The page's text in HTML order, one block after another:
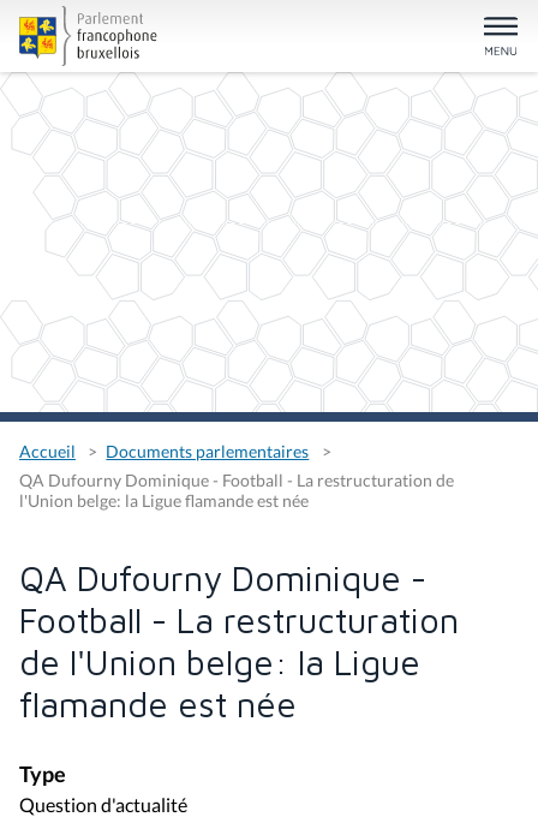
Accueil
Documents parlementaires
QA Dufourny Dominique - Football - La restructuration de
l'Union belge: la Ligue flamande est née
QA Dufourny Dominique -
Football - La restructuration
de l'Union belge: la Ligue
flamande est née
Type
Question d'actualité